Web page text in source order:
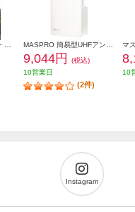
9,044円
(税込)
10営業日
(2件)
10
Instagram